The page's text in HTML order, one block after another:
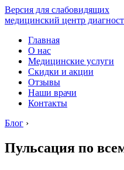
Версия для слабовидящих
медицинский центр
Главная
О нас
Медицинские услуги
Скидки и акции
Отзывы
Наши врачи
Контакты
Блог ›
Пульсация по